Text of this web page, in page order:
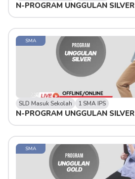
N-PROGRAM UNGGULAN SILVER
SMA
SLD Masuk Sekolah 1 SMA IPS
N-PROGRAM UNGGULAN SILVER
SMA